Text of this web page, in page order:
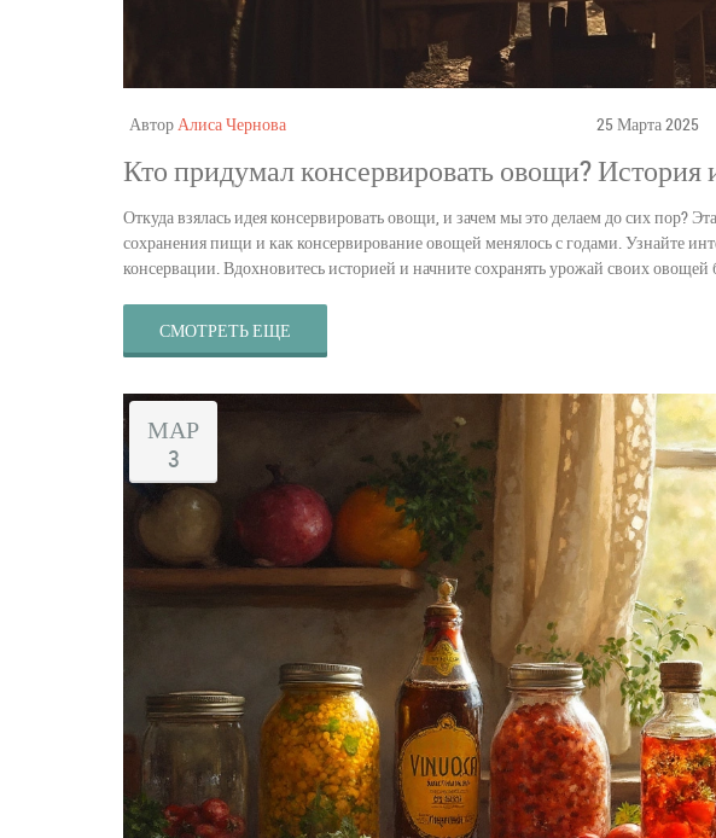
АвторАлиса Чернова 25 Марта 2025
Кто придумал консервировать овощи? История
Откуда взялась идея консервировать овощи, и зачем мы это делаем до сих пор?
сохранения пищи и как консервирование овощей менялось с годами. Узнайте
консервации. Вдохновитесь историей и начните сохранять урожай своих овощей
СМОТРЕТЬ ЕЩЕ
МАР
3